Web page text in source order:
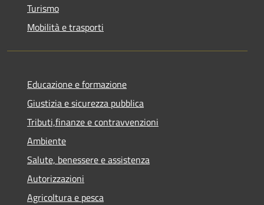
Turismo
Mobilità e trasporti
Educazione e formazione
Giustizia e sicurezza pubblica
Tributi,finanze e contravvenzioni
Ambiente
Salute, benessere e assistenza
Autorizzazioni
Agricoltura e pesca